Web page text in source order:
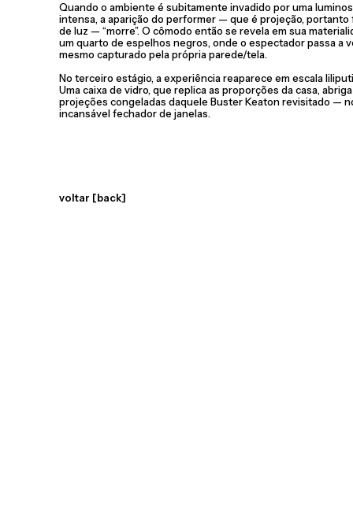
Quando o ambiente é subitamente invadido por uma
intensa, a aparição do performer — que é projeção, portanto
de luz — “morre”. O cômodo então se revela em sua
um quarto de espelhos negros, onde o espectador passa a
mesmo capturado pela própria parede/tela.
No terceiro estágio, a experiência reaparece em escala
Uma caixa de vidro, que replica as proporções da casa, abriga
projeções congeladas daquele Buster Keaton revisitado —
incansável fechador de janelas.
voltar [back]